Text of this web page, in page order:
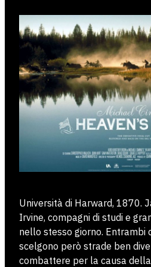
Università di Harward, 1870.
Irvine, compagni di studi e
nello stesso giorno. Entrambi
scelgono però strade ben
combattere per la causa